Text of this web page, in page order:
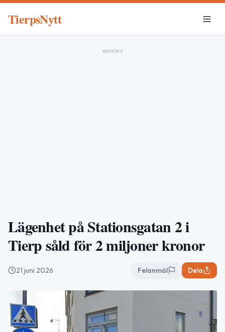
TierpsNytt
ANNONS
Lägenhet på Stationsgatan 2 i
Tierp såld för 2 miljoner kronor
21 juni 2026 Felanmäl Dela